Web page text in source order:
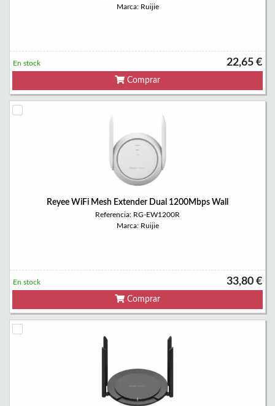
Marca: Ruijie
22,65 €
En stock
Comprar
Reyee WiFi Mesh Extender Dual 1200Mbps Wall
Referencia: RG-EW1200R
Marca: Ruijie
33,80 €
En stock
Comprar